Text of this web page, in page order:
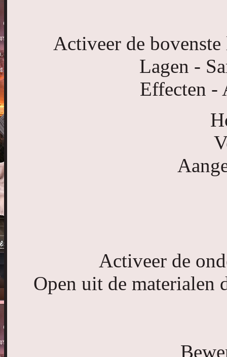
Activeer de
Lagen -
Effecten -
Activeer de
Open uit de materialen